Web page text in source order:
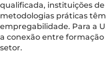
qualificada, instituições
metodologias práticas
empregabilidade. Para a
a conexão entre
setor.